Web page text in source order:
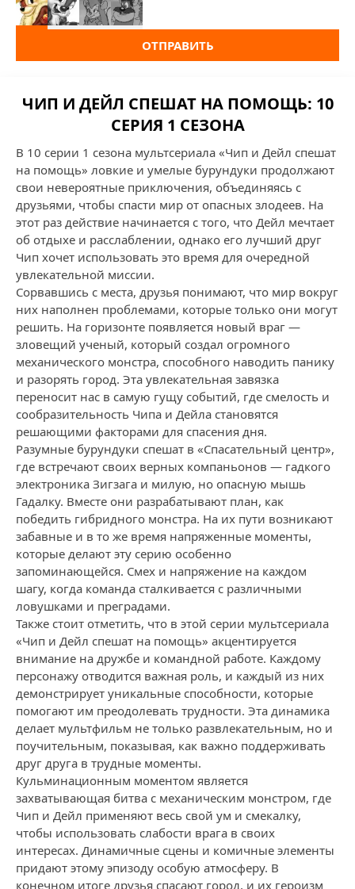
ОТПРАВИТЬ
ЧИП И ДЕЙЛ СПЕШАТ НА ПОМОЩЬ: 10
СЕРИЯ 1 СЕЗОНА
В 10 серии 1 сезона мультсериала «Чип и Дейл спешат
на помощь» ловкие и умелые бурундуки продолжают
свои невероятные приключения, объединяясь с
друзьями, чтобы спасти мир от опасных злодеев. На
этот раз действие начинается с того, что Дейл мечтает
об отдыхе и расслаблении, однако его лучший друг
Чип хочет использовать это время для очередной
увлекательной миссии.
Сорвавшись с места, друзья понимают, что мир вокруг
них наполнен проблемами, которые только они могут
решить. На горизонте появляется новый враг —
зловещий ученый, который создал огромного
механического монстра, способного наводить панику
и разорять город. Эта увлекательная завязка
переносит нас в самую гущу событий, где смелость и
сообразительность Чипа и Дейла становятся
решающими факторами для спасения дня.
Разумные бурундуки спешат в «Спасательный центр»,
где встречают своих верных компаньонов — гадкого
электроника Зигзага и милую, но опасную мышь
Гадалку. Вместе они разрабатывают план, как
победить гибридного монстра. На их пути возникают
забавные и в то же время напряженные моменты,
которые делают эту серию особенно
запоминающейся. Смех и напряжение на каждом
шагу, когда команда сталкивается с различными
ловушками и преградами.
Также стоит отметить, что в этой серии мультсериала
«Чип и Дейл спешат на помощь» акцентируется
внимание на дружбе и командной работе. Каждому
персонажу отводится важная роль, и каждый из них
демонстрирует уникальные способности, которые
помогают им преодолевать трудности. Эта динамика
делает мультфильм не только развлекательным, но и
поучительным, показывая, как важно поддерживать
друг друга в трудные моменты.
Кульминационным моментом является
захватывающая битва с механическим монстром, где
Чип и Дейл применяют весь свой ум и смекалку,
чтобы использовать слабости врага в своих
интересах. Динамичные сцены и комичные элементы
придают этому эпизоду особую атмосферу. В
конечном итоге друзья спасают город, и их героизм